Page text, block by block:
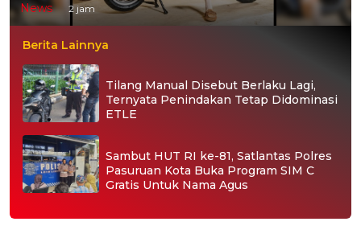
News 2 jam
Berita Lainnya
Tilang Manual Disebut Berlaku Lagi,
Ternyata Penindakan Tetap Didominasi
ETLE
Sambut HUT RI ke-81, Satlantas Polres
Pasuruan Kota Buka Program SIM C
Gratis Untuk Nama Agus